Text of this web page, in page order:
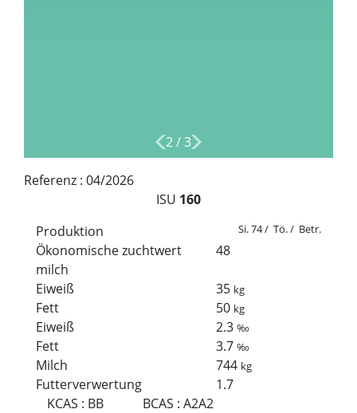
2/3
Referenz : 04/2026
ISU 160
Produktion
Si. 74 / Tö. / Betr.
Ökonomische zuchtwert
milch
48
Eiweiß 35 kg
Fett 50 kg
Eiweiß 2.3‰
Fett 3.7‰
Milch 744 kg
Futterverwertung
1.7
KCAS : BB BCAS :A2A2